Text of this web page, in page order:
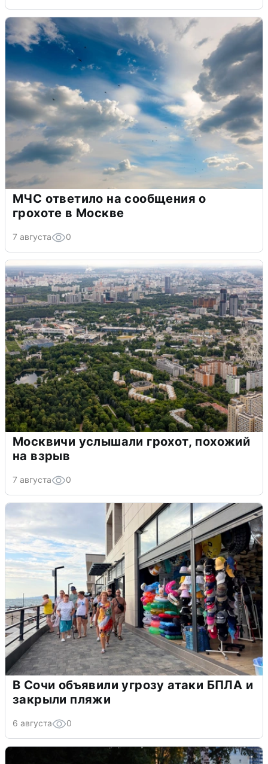
МЧС ответило на сообщения о
грохоте в Москве
7 августа 0
Москвичи услышали грохот, похожий
на взрыв
7 августа 0
В Сочи объявили угрозу атаки БПЛА и
закрыли пляжи
6 августа 0